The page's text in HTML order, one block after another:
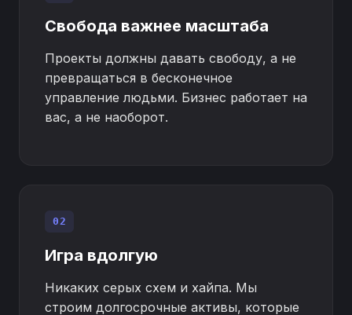
Свобода важнее масштаба
Проекты должны давать свободу, а не
превращаться в бесконечное
управление людьми. Бизнес работает на
вас, а не наоборот.
02
Игра вдолгую
Никаких серых схем и хайпа. Мы
строим долгосрочные активы, которые